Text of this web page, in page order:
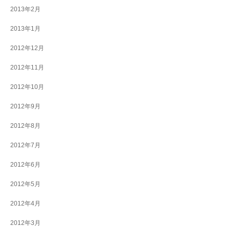
2013年2月
2013年1月
2012年12月
2012年11月
2012年10月
2012年9月
2012年8月
2012年7月
2012年6月
2012年5月
2012年4月
2012年3月